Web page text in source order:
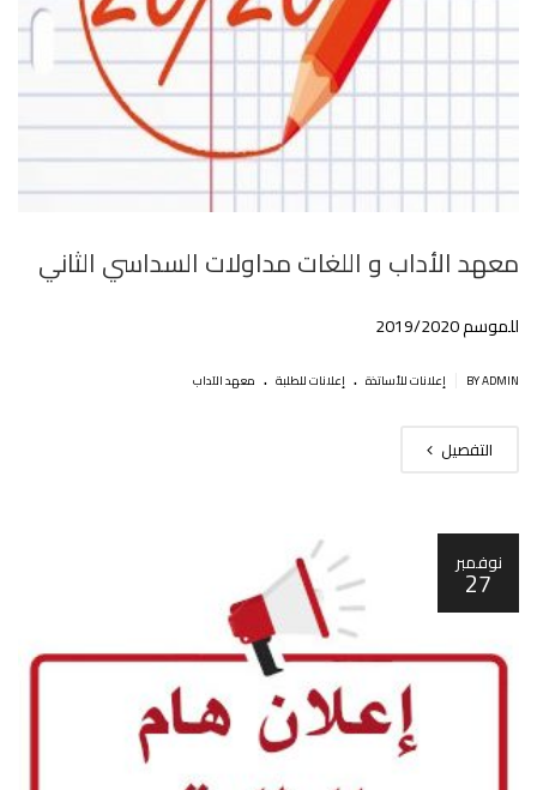
معهد اﻷداب و اللغات مداولات السداسي الثاني
للموسم 2019/2020
BY ADMIN إعلانات للأساتذة . إعلانات للطلبة . معهد الآداب
التفصيل
نوفمبر
27